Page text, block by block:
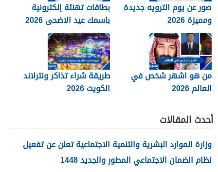
صور عن يوم الترويه جديدة
ومميزة 2026
بطاقات تهنئة إلكترونية
باسمك عيد الاضحى 2026
جاهزة للطباعة
من هو اشهر شخص في
العالم 2026
طريقة شراء تذاكر ونترلاند
الكويت 2026
أحدث المقالات
وزارة الموارد البشرية والتنمية الاجتماعية تعلن عن تفعيل
نظام الضمان الاجتماعي المطور والجديد 1448